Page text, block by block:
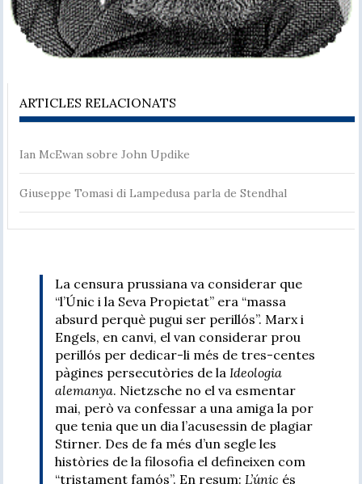
ARTICLES RELACIONATS
Ian McEwan sobre John Updike
Giuseppe Tomasi di Lampedusa parla de Stendhal
La censura prussiana va considerar que
“l’Únic i la Seva Propietat” era “massa
absurd perquè pugui ser perillós”. Marx i
Engels, en canvi, el van considerar prou
perillós per dedicar-li més de tres-centes
pàgines persecutòries de la Ideologia
alemanya. Nietzsche no el va esmentar
mai, però va confessar a una amiga la por
que tenia que un dia l’acusessin de plagiar
Stirner. Des de fa més d’un segle les
històries de la filosofia el defineixen com
“tristament famós”. En resum: L’únic és